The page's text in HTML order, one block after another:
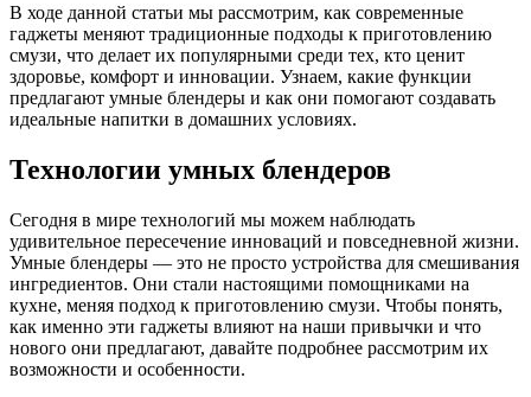
В ходе данной статьи мы рассмотрим, как современные
гаджеты меняют традиционные подходы к приготовлению
смузи, что делает их популярными среди тех, кто ценит
здоровье, комфорт и инновации. Узнаем, какие функции
предлагают умные блендеры и как они помогают создавать
идеальные напитки в домашних условиях.
Технологии умных блендеров
Сегодня в мире технологий мы можем наблюдать
удивительное пересечение инноваций и повседневной жизни.
Умные блендеры — это не просто устройства для смешивания
ингредиентов. Они стали настоящими помощниками на
кухне, меняя подход к приготовлению смузи. Чтобы понять,
как именно эти гаджеты влияют на наши привычки и что
нового они предлагают, давайте подробнее рассмотрим их
возможности и особенности.